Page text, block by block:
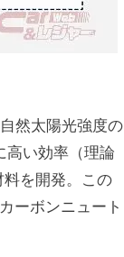
然太陽光強度の
高い効率（理論
を開発。この
ーボンニュート